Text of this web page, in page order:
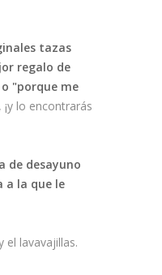
tazas
regalo de
"porque me
, ¡y lo encontrarás
de desayuno
a la que le
el lavavajillas.